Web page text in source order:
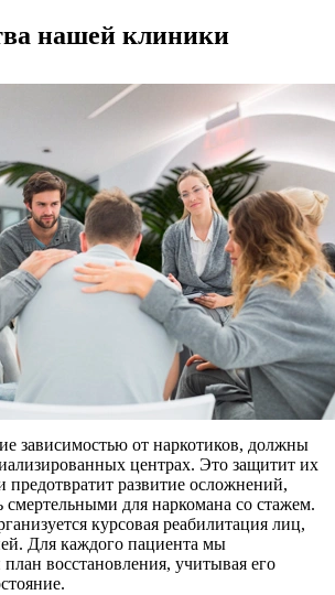
нашей клиники
зависимостью от наркотиков, должны
центрах. Это защитит их
предотвратит развитие осложнений,
смертельными для наркомана со стажем.
курсовая реабилитация лиц,
Для каждого пациента мы
восстановления, учитывая его